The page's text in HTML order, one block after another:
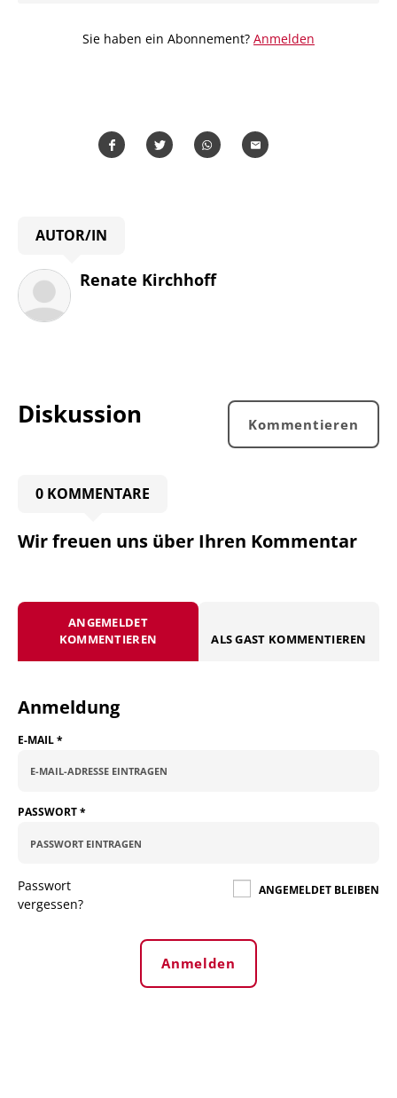
Sie haben ein Abonnement? Anmelden
Überschrift
Infos
AUTOR/IN
Renate Kirchhoff
Diskussion Kommentieren
0 KOMMENTARE
Wir freuen uns über Ihren Kommentar
ANGEMELDET
KOMMENTIEREN
ALS GAST KOMMENTIEREN
Anmeldung
E-MAIL*
PASSWORT*
Passwort
vergessen?
ANGEMELDET BLEIBEN
Anmelden